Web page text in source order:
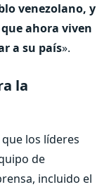
venezolano, y
ahora viven
a su país».
la
los líderes
de
incluido el